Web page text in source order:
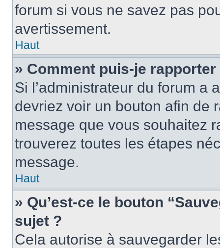
forum si vous ne savez pas
avertissement.
Haut
» Comment puis-je
Si l’administrateur du forum a
devriez voir un bouton afin de
message que vous souhaitez
trouverez toutes les étapes
message.
Haut
» Qu’est-ce le bouton
sujet ?
Cela autorise à sauvegarder